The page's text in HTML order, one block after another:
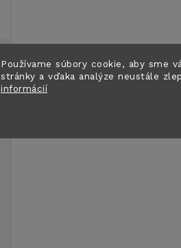
Používame súbory cookie, aby sme
stránky a vďaka analýze neustále
informácií